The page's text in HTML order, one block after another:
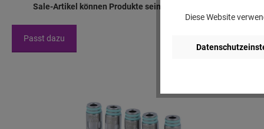
Sale-Artikel können Produkte sein, die über dem
Passt dazu
Diese Website